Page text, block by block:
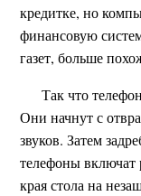
кредитке, но
финансовую
газет, больше
Так что
Они начнут с
звуков. Затем
телефоны включат
края стола на